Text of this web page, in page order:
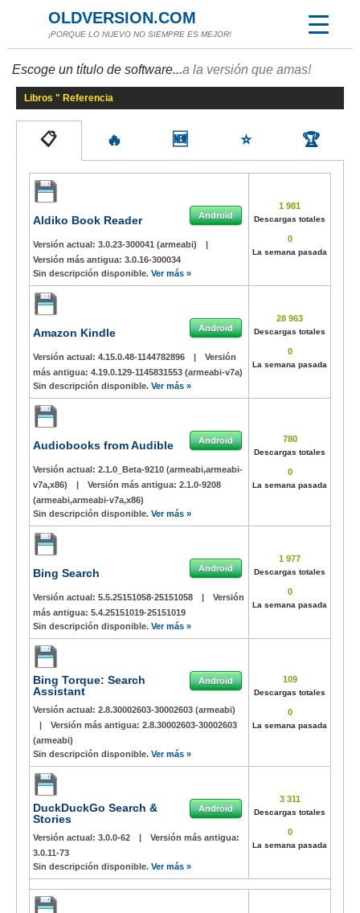
OLDVERSION.COM
¡PORQUE LO NUEVO NO SIEMPRE ES MEJOR!
Escoge un título de software...a la versión que amas!
Libros " Referencia
📋 🔥 🆕 ⭐ 🏆
Aldiko Book Reader Android
Versión actual: 3.0.23-300041 (armeabi)
|
Versión más antigua: 3.0.16-300034
Sin descripción disponible. Ver más »
1 981
Descargas totales
0
La semana pasada
Amazon Kindle Android
Versión actual: 4.15.0.48-1144782896 |
Versión
más antigua: 4.19.0.129-1145831553 (armeabi-v7a)
Sin descripción disponible. Ver más »
28 963
Descargas totales
0
La semana pasada
Audiobooks from Audible Android
Versión actual: 2.1.0_Beta-9210 (armeabi,armeabi-
v7a,x86)
| Versión más antigua: 2.1.0-9208
(armeabi,armeabi-v7a,x86)
Sin descripción disponible. Ver más »
780
Descargas totales
0
La semana pasada
Bing Search Android
Versión actual: 5.5.25151058-25151058 |
Versión
más antigua: 5.4.25151019-25151019
Sin descripción disponible. Ver más »
1 977
Descargas totales
0
La semana pasada
Bing Torque: Search
Assistant
Android
Versión actual: 2.8.30002603-30002603 (armeabi)
|
Versión más antigua: 2.8.30002603-30002603
(armeabi)
Sin descripción disponible. Ver más »
109
Descargas totales
0
La semana pasada
DuckDuckGo Search &
Stories
Android
Versión actual: 3.0.0-62 |
Versión más antigua:
3.0.11-73
Sin descripción disponible. Ver más »
3 311
Descargas totales
0
La semana pasada